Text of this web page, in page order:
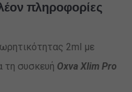
πληροφορίες
2ml με
τη συσκευή Oxva Xlim Pro